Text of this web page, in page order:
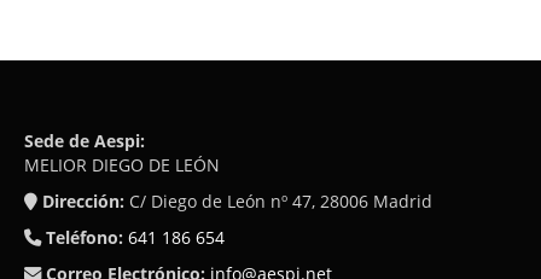
Sede de Aespi:
MELIOR DIEGO DE LEÓN
Dirección: C/ Diego de León nº 47, 28006 Madrid
Teléfono: 641 186 654
Correo Electrónico: info@aespi.net